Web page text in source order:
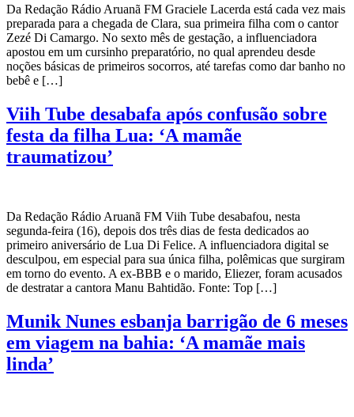
Da Redação Rádio Aruanã FM Graciele Lacerda está cada vez mais
preparada para a chegada de Clara, sua primeira filha com o cantor
Zezé Di Camargo. No sexto mês de gestação, a influenciadora
apostou em um cursinho preparatório, no qual aprendeu desde
noções básicas de primeiros socorros, até tarefas como dar banho no
bebê e […]
Viih Tube desabafa após confusão sobre
festa da filha Lua: ‘A mamãe
traumatizou’
Da Redação Rádio Aruanã FM Viih Tube desabafou, nesta
segunda-feira (16), depois dos três dias de festa dedicados ao
primeiro aniversário de Lua Di Felice. A influenciadora digital se
desculpou, em especial para sua única filha, polêmicas que surgiram
em torno do evento. A ex-BBB e o marido, Eliezer, foram acusados
de destratar a cantora Manu Bahtidão. Fonte: Top […]
Munik Nunes esbanja barrigão de 6 meses
em viagem na bahia: ‘A mamãe mais
linda’